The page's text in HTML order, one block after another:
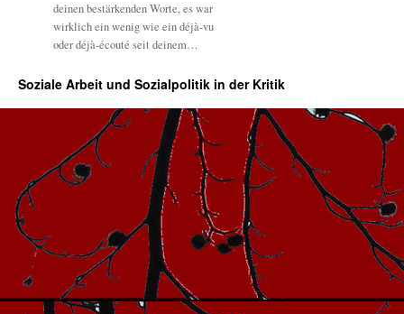
deinen bestärkenden Worte, es war
wirklich ein wenig wie ein déjà-vu
oder déjà-écouté seit deinem…
Soziale Arbeit und Sozialpolitik in der Kritik